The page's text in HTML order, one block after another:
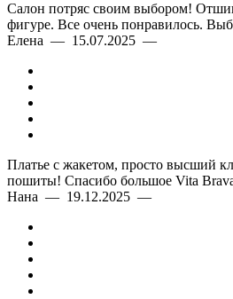
Салон потряс своим выбором!
фигуре. Все очень понравилось.
Елена — 15.07.2025 —
Платье с жакетом, просто высший
пошиты! Спасибо большое Vita
Нана — 19.12.2025 —